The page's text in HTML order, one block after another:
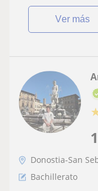
ver más
Donostia-San
Bachillerato